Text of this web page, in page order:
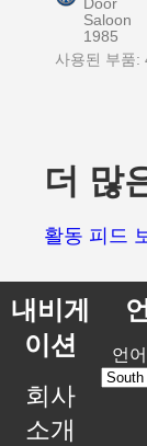
Door
Saloon
1985
사용된 부품:
더 많
활동 피드
내비게
이션
회사
소개
언